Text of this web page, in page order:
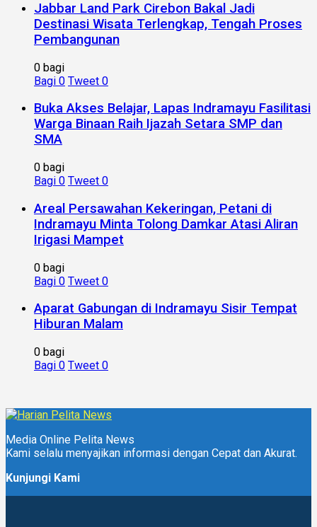
Jabbar Land Park Cirebon Bakal Jadi
Destinasi Wisata Terlengkap, Tengah Proses
Pembangunan
0 bagi
Bagi 0 Tweet 0
Buka Akses Belajar, Lapas Indramayu Fasilitasi
Warga Binaan Raih Ijazah Setara SMP dan
SMA
0 bagi
Bagi 0 Tweet 0
Areal Persawahan Kekeringan, Petani di
Indramayu Minta Tolong Damkar Atasi Aliran
Irigasi Mampet
0 bagi
Bagi 0 Tweet 0
Aparat Gabungan di Indramayu Sisir Tempat
Hiburan Malam
0 bagi
Bagi 0 Tweet 0
Media Online Pelita News
Kami selalu menyajikan informasi dengan Cepat dan Akurat.
Kunjungi Kami